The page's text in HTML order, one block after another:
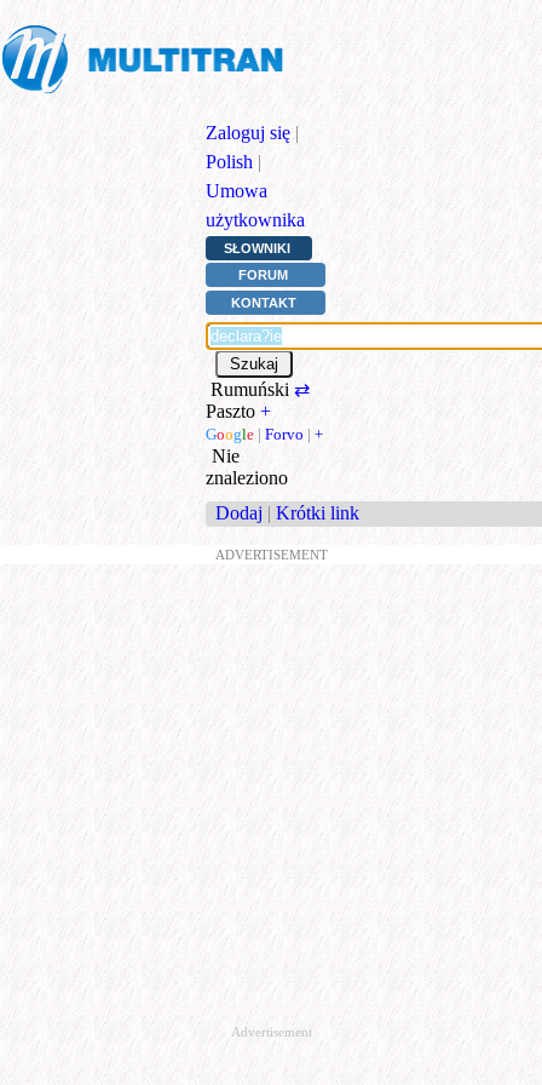
Zaloguj się |
Polish |
Umowa
użytkownika
SŁOWNIKI
FORUM
KONTAKT
Rumuński ⇄
Paszto +
Google | Forvo | +
Nie
znaleziono
Dodaj | Krótki link
ADVERTISEMENT
Advertisement